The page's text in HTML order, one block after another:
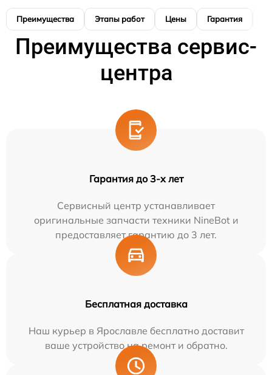
Преимущества Этапы работ Цены Гарантия
Преимущества сервис-
центра
Гарантия до 3-х лет
Сервисный центр устанавливает
оригинальные запчасти техники NineBot и
предоставляет гарантию до 3 лет.
Бесплатная доставка
Наш курьер в Ярославле бесплатно доставит
ваше устройство на ремонт и обратно.